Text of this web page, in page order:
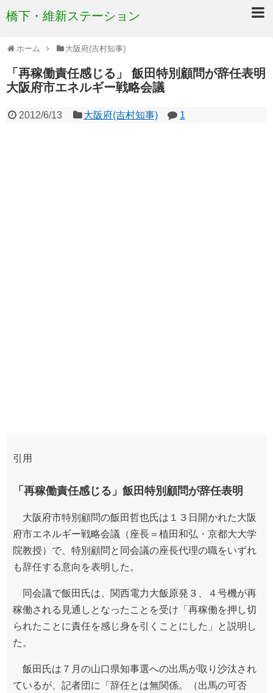
橋下・維新ステーション
ホーム 大阪府(吉村知事)
「再稼働責任感じる」 飯田特別顧問が辞任表明
大阪府市エネルギー戦略会議
2012/6/13 大阪府(吉村知事) 1
引用
「再稼働責任感じる」飯田特別顧問が辞任表明
大阪府市特別顧問の飯田哲也氏は１３日開かれた大阪
府市エネルギー戦略会議（座長＝植田和弘・京都大大学
院教授）で、特別顧問と同会議の座長代理の職をいずれ
も辞任する意向を表明した。
同会議で飯田氏は、関西電力大飯原発３、４号機が再
稼働される見通しとなったことを受け「再稼働を押し切
られたことに責任を感じ身を引くことにした」と説明し
た。
飯田氏は７月の山口県知事選への出馬が取り沙汰され
ているが、記者団に「辞任とは無関係。（出馬の可否